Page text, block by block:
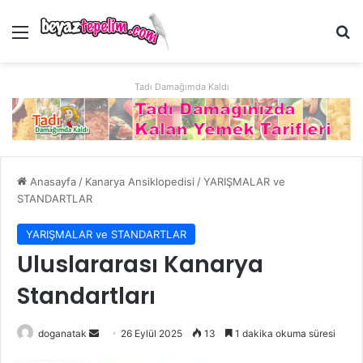
Menü
Tadı Damağımda Kaldı
Anasayfa / Kanarya Ansiklopedisi /YARIŞMALAR ve
STANDARTLAR
YARIŞMALAR ve STANDARTLAR
Uluslararası Kanarya
Standartları
doganatak
Bir
26 Eylül 2025 13 1 dakika okuma süresi